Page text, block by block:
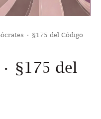
• §175 del Código
§175 del